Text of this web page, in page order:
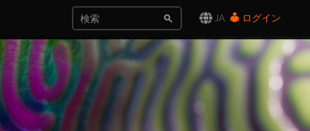
JA ログイン